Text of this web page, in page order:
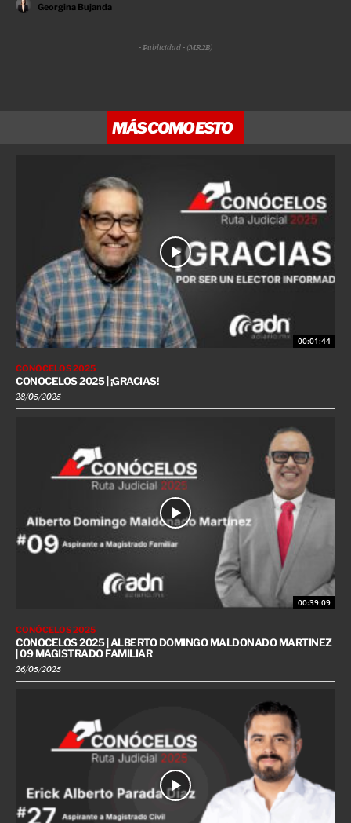
Georgina Bujanda
- Publicidad - (MR2B)
MÁS COMO ESTO
00:01:44
CONÓCELOS 2025
CONOCELOS 2025 | ¡GRACIAS!
28/05/2025
00:39:09
CONÓCELOS 2025
CONOCELOS 2025 | ALBERTO DOMINGO MALDONADO MARTINEZ
| 09 MAGISTRADO FAMILIAR
26/05/2025